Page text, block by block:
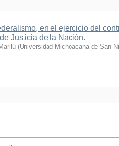
en el ejercicio del
Justicia de la Nación.
(Universidad Michoacana de San